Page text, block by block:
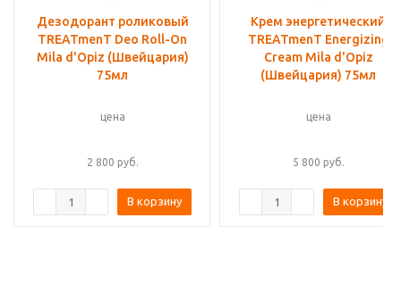
Дезодорант роликовый
TREATmenT Deo Roll-On
Mila d'Opiz (Швейцария)
75мл
цена
2 800 руб.
В корзину
Крем энергетический
TREATmenT Energizing
Cream Mila d'Opiz
(Швейцария) 75мл
цена
5 800 руб.
В корзину